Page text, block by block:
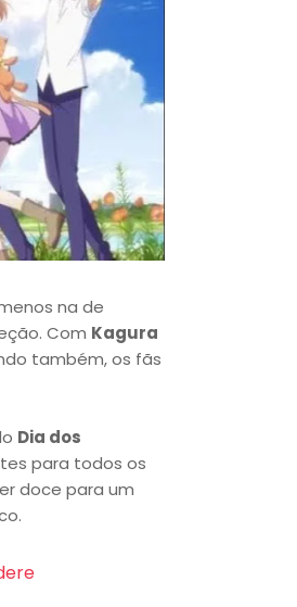
na de
Com Kagura
também, os fãs
Dia dos
para todos os
doce para um